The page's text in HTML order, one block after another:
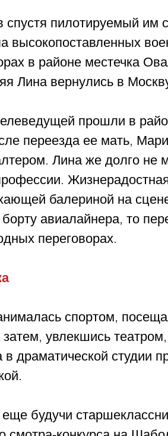
спустя пилотируемый им
высокопоставленных
в районе местечка
Лина вернулись в
прошли в
переезда ее мать,
Лина же долго не
балериной на
авиалайнера, то
переговорах.
спортом,
увлекшись театром,
в драматической студии
будучи